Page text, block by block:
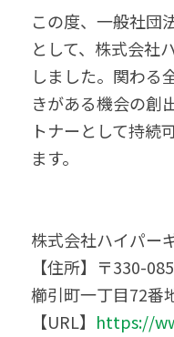
この度、一般社団
として、株式会社
しました。関わる
きがある機会の創
トナーとして持続
ます。
株式会社ハイパー
【住所】〒330-
櫛引町一丁目72番
【URL】 https://